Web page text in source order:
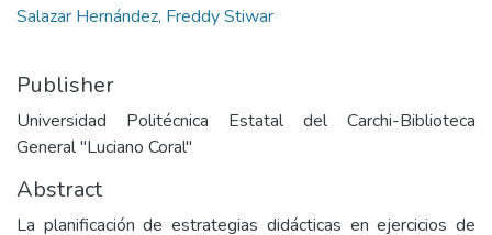
Salazar Hernández, Freddy Stiwar
Publisher
Universidad Politécnica Estatal del Carchi-Biblioteca
General "Luciano Coral"
Abstract
La planificación de estrategias didácticas en ejercicios de